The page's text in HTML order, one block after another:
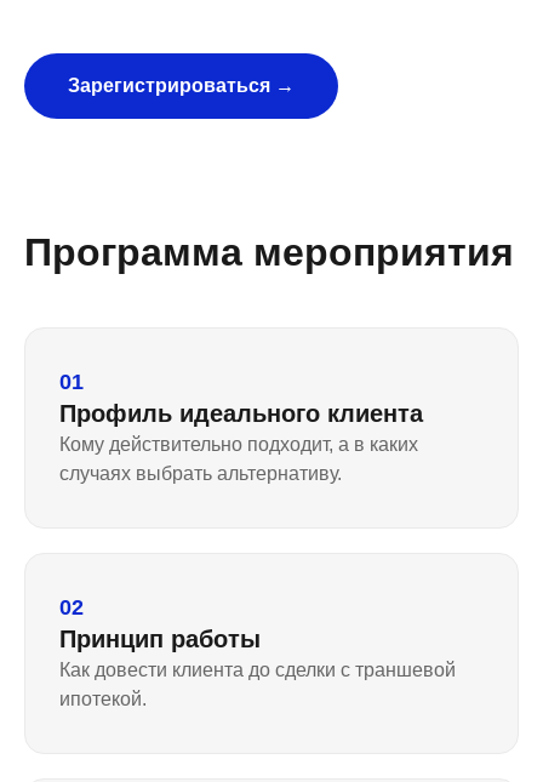
Зарегистрироваться →
Программа мероприятия
01
Профиль идеального клиента
Кому действительно подходит, а в каких
случаях выбрать альтернативу.
02
Принцип работы
Как довести клиента до сделки с траншевой
ипотекой.